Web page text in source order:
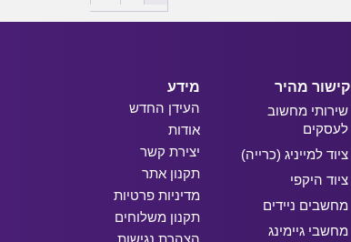
קישור מהיר
שירותי מחשוב
לעסקים
ציוד למייניג (כרייה)
ציוד היקפי
מחשבים ניידים
מחשבי גיימינג
מידע
העידן החדש
אודות
יצירת קשר
תקנון אתר
מדיניות פרטיות
תקנון משלוחים
הצהרת נגישות